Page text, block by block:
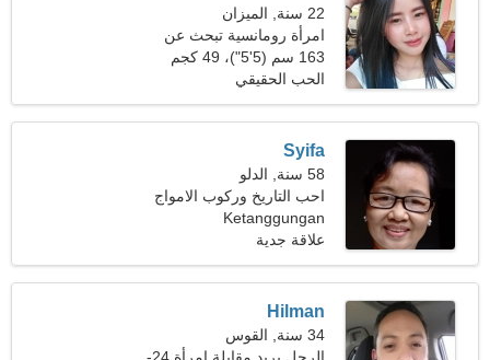
22 سنة, الميزان
امرأة رومانسية تبحث عن
الحب الحقيقي
163 سم (5'5")، 49 كجم
(108 رطل)
الحب الحقيقي
Syifa
58 سنة, الدلو
احب التاريخ وركوب الامواج
Ketanggungan
علاقة جدية
Hilman
34 سنة, القوس